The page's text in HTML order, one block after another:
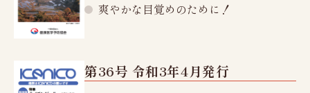
爽やかな目覚めのために！
第36号 令和3年4月発行